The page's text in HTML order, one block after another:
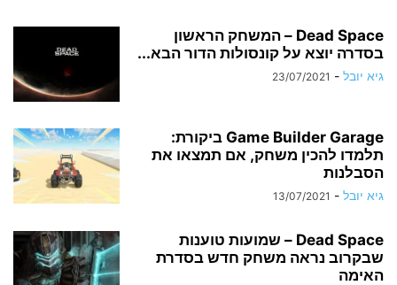
Dead Space – המשחק הראשון
בסדרה יוצא על קונסולות הדור הבא...
גיא יובל -
23/07/2021
Game Builder Garage ביקורת:
תלמדו להכין משחק, אם תמצאו את
הסבלנות
גיא יובל -
13/07/2021
Dead Space – שמועות טוענות
שבקרוב נראה משחק חדש בסדרת
האימה